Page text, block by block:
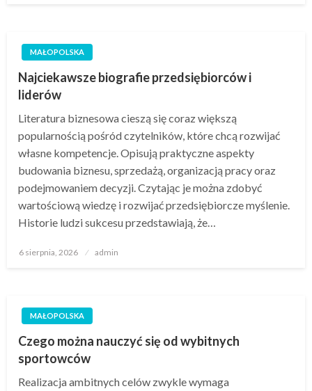
MAŁOPOLSKA
Najciekawsze biografie przedsiębiorców i
liderów
Literatura biznesowa cieszą się coraz większą
popularnością pośród czytelników, które chcą rozwijać
własne kompetencje. Opisują praktyczne aspekty
budowania biznesu, sprzedażą, organizacją pracy oraz
podejmowaniem decyzji. Czytając je można zdobyć
wartościową wiedzę i rozwijać przedsiębiorcze myślenie.
Historie ludzi sukcesu przedstawiają, że…
Opublikowane
6 sierpnia, 2026 admin
MAŁOPOLSKA
Czego można nauczyć się od wybitnych
sportowców
Realizacja ambitnych celów zwykle wymaga